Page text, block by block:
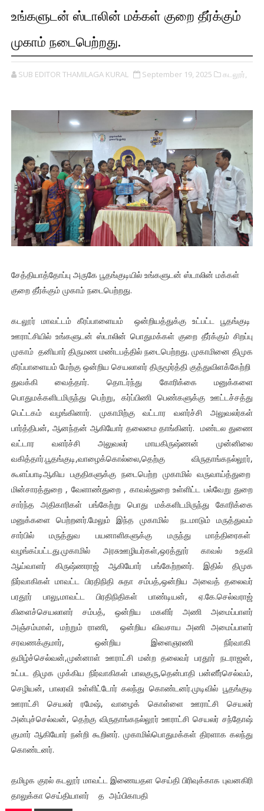
உங்களுடன் ஸ்டாலின் மக்கள் குறை தீர்க்கும்
முகாம் நடைபெற்றது.
SUB EDITOR THAMILAGA KURAL September 19, 2025 கடலூர்,
சேத்தியாத்தோப்பு அருகே பூதங்குடியில் உங்களுடன் ஸ்டாலின் மக்கள்
குறை தீர்க்கும் முகாம் நடைபெற்றது.
கடலூர் மாவட்டம் கீரப்பாளையம் ஒன்றியத்துக்கு உட்பட்ட பூதங்குடி
ஊராட்சியில் உங்களுடன் ஸ்டாலின் பொதுமக்கள் குறை தீர்க்கும் சிறப்பு
முகாம் தனியார் திருமண மண்டபத்தில் நடைபெற்றது. முகாமினை திமுக
கீரப்பாளையம் மேற்கு ஒன்றிய செயலாளர் திருமூர்த்தி குத்துவிளக்கேற்றி
துவக்கி வைத்தார். தொடர்ந்து கோரிக்கை மனுக்களை
பொதுமக்களிடமிருந்து பெற்று, கர்ப்பிணி பெண்களுக்கு ஊட்டச்சத்து
பெட்டகம் வழங்கினார். முகாமிற்கு வட்டார வளர்ச்சி அலுவலர்கள்
பார்த்திபன், ஆனந்தன் ஆகியோர் தலைமை தாங்கினர். மண்டல துணை
வட்டார வளர்ச்சி அலுவலர் மாயகிருஷ்ணன் முன்னிலை
வகித்தார்.பூதங்குடி,வாழைக்கொல்லை,தெற்கு விருதாங்கநல்லூர்,
கூளப்பாடிஆகிய பகுதிகளுக்கு நடைபெற்ற முகாமில் வருவாய்த்துறை
மின்சாரத்துறை , வேளாண்துறை , காவல்துறை உள்ளிட்ட பல்வேறு துறை
சார்ந்த அதிகாரிகள் பங்கேற்று பொது மக்களிடமிருந்து கோரிக்கை
மனுக்களை பெற்றனர்.மேலும் இந்த முகாமில் நடமாடும் மருத்துவம்
சார்பில் மருத்துவ பயனாளிகளுக்கு மருந்து மாத்திரைகள்
வழங்கப்பட்டது.முகாமில் அரசுஊழியர்கள்,ஒரத்தூர் காவல் உதவி
ஆய்வாளர் கிருஷ்ணராஜ் ஆகியோர் பங்கேற்றனர். இதில் திமுக
நிர்வாகிகள் மாவட்ட பிரதிநிதி சுதா சம்பத்,ஒன்றிய அவைத் தலைவர்
பரதூர் பாலு,மாவட்ட பிரதிநிதிகள் பாண்டியன், ஏ.கே.செல்வராஜ்
கிளைச்செயலாளர் சம்பத், ஒன்றிய மகளிர் அணி அமைப்பாளர்
அஞ்சம்மாள், மற்றும் ராணி, ஒன்றிய விவசாய அணி அமைப்பாளர்
சரவணக்குமார், ஒன்றிய இளைஞரணி நிர்வாகி
தமிழ்ச்செல்வன்,முன்னாள் ஊராட்சி மன்ற தலைவர் பரதூர் நடராஜன்,
உட்பட திமுக முக்கிய நிர்வாகிகள் பாலகுரு,தென்பாதி பன்னீர்செல்வம்,
செழியன், பாலரவி உள்ளிட்டோர் கலந்து கொண்டனர்.முடிவில் பூதங்குடி
ஊராட்சி செயலர் ரமேஷ், வாழைக் கொள்ளை ஊராட்சி செயலர்
அன்புச்செல்வன், தெற்கு விருதாங்கநல்லூர் ஊராட்சி செயலர் சந்தோஷ்
குமார் ஆகியோர் நன்றி கூறினர். முகாமில்பொதுமக்கள் திரளாக கலந்து
கொண்டனர்.
தமிழக குரல் கடலூர் மாவட்ட இணையதள செய்தி பிரிவுக்காக புவனகிரி
தாலுக்கா செய்தியாளர் த அம்பிகாபதி